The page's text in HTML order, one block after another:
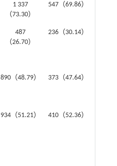
1 337
（73.30）
547（69.86）
487
（26.70）
236（30.14）
890（48.79） 373（47.64）
934（51.21） 410（52.36）